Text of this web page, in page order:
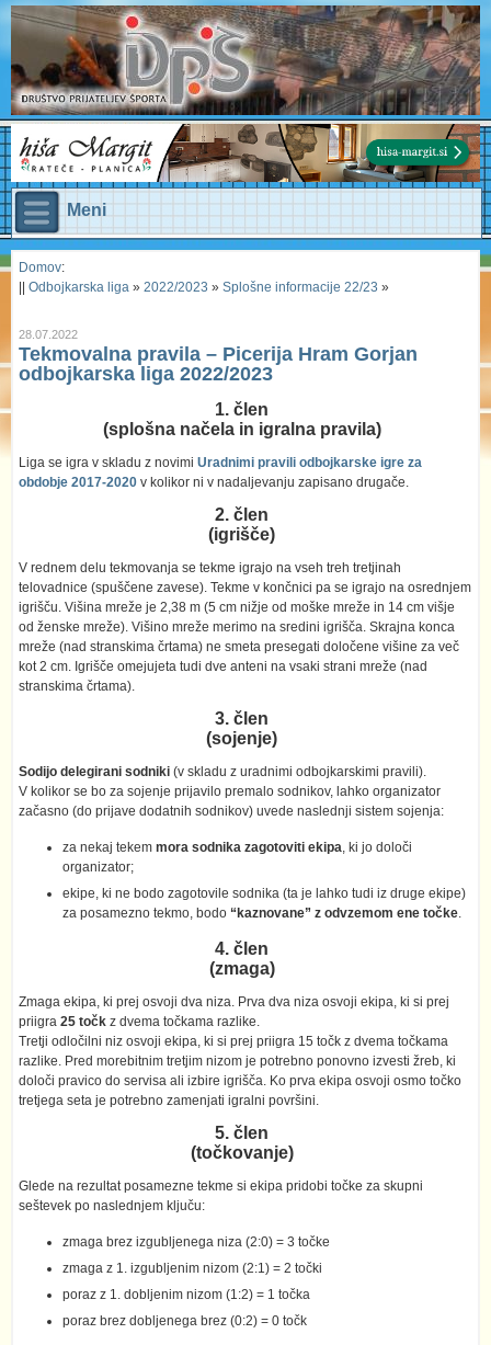
Meni
Domov:
Odbojkarska liga » 2022/2023 » Splošne informacije 22/23 »
28.07.2022
Tekmovalna pravila – Picerija Hram Gorjan
odbojkarska liga 2022/2023
1. člen
(splošna načela in igralna pravila)
Liga se igra v skladu z novimi Uradnimi pravili odbojkarske igre za
obdobje 2017-2020 v kolikor ni v nadaljevanju zapisano drugače.
2. člen
(igrišče)
V rednem delu tekmovanja se tekme igrajo na vseh treh tretjinah
telovadnice (spuščene zavese). Tekme v končnici pa se igrajo na osrednjem
igrišču. Višina mreže je 2,38 m (5 cm nižje od moške mreže in 14 cm višje
od ženske mreže). Višino mreže merimo na sredini igrišča. Skrajna konca
mreže (nad stranskima črtama) ne smeta presegati določene višine za več
kot 2 cm. Igrišče omejujeta tudi dve anteni na vsaki strani mreže (nad
stranskima črtama).
3. člen
(sojenje)
Sodijo delegirani sodniki (v skladu z uradnimi odbojkarskimi pravili).
V kolikor se bo za sojenje prijavilo premalo sodnikov, lahko organizator
začasno (do prijave dodatnih sodnikov) uvede naslednji sistem sojenja:
za nekaj tekem mora sodnika zagotoviti ekipa , ki jo določi
organizator;
ekipe, ki ne bodo zagotovile sodnika (ta je lahko tudi iz druge ekipe)
za posamezno tekmo, bodo “kaznovane” z odvzemom ene točke
4. člen
(zmaga)
Zmaga ekipa, ki prej osvoji dva niza. Prva dva niza osvoji ekipa, ki si prej
priigra 25 točk z dvema točkama razlike.
Tretji odločilni niz osvoji ekipa, ki si prej priigra 15 točk z dvema točkama
razlike. Pred morebitnim tretjim nizom je potrebno ponovno izvesti žreb, ki
določi pravico do servisa ali izbire igrišča. Ko prva ekipa osvoji osmo točko
tretjega seta je potrebno zamenjati igralni površini.
5. člen
(točkovanje)
Glede na rezultat posamezne tekme si ekipa pridobi točke za skupni
seštevek po naslednjem ključu:
zmaga brez izgubljenega niza (2:0) = 3 točke
zmaga z 1. izgubljenim nizom (2:1) = 2 točki
poraz z 1. dobljenim nizom (1:2) = 1 točka
poraz brez dobljenega brez (0:2) = 0 točk